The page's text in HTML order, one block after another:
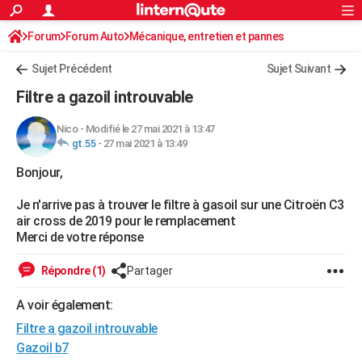
ACTUALITÉS
Politique
Société
Faits Divers
Education
Monde
Villes
+
FINANCE
Retraite
Impôts
Epargne
Immobilier
Risques naturels par ville
Banque
Assurance
Crédit
AUTO
Essais
Réserver un essai
Citadines
Berlines
SUV
Forum auto
+HIGH-TECH
Mobiles
Meilleur smartphone
Internet
Ordinateurs
Jeux vidéo
Guide high-tech
+BRICOLAGE
Forum
Aménagement intérieur
Extérieur
Cuisine
Salle de bains
Jardinage
Rangement
Guides de France
Escapades
Patrimoine
Expositions
Musées
Week-end nature
Art de vivre
Bien-être
Loisirs
Mode
Modes de vie
Alimentation
Guide de la santé
Maladies
Médicaments
Sommeil
VOYAGE
Rechercher
S'inscrire
Connexion
Forum Forum Auto Mécanique, entretien et pannes
Sujet Précédent Sujet Suivant
Filtre a gazoil introuvable
Nico- Modifié le 27 mai 2021 à 13:47
gt.55- 27 mai 2021 à 13:49
Bonjour,
Je n'arrive pas à trouver le filtre à gasoil sur une Citroën C3
air cross de 2019 pour le remplacement
Merci de votre réponse
Répondre (1) Partager
A voir également:
Filtre a gazoil introuvable
Gazoil b7